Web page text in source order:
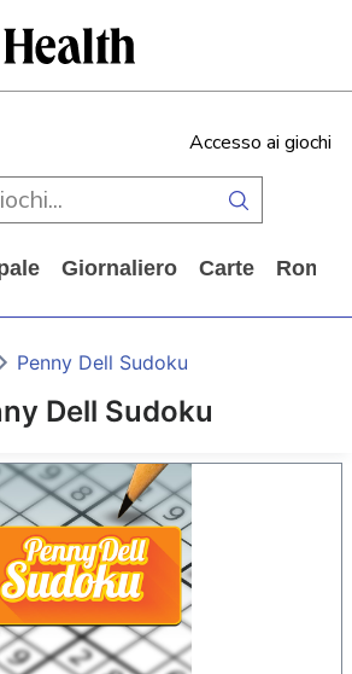
Accesso ai giochi
Giornaliero Carte
Dell Sudoku
Penny Dell Sudoku